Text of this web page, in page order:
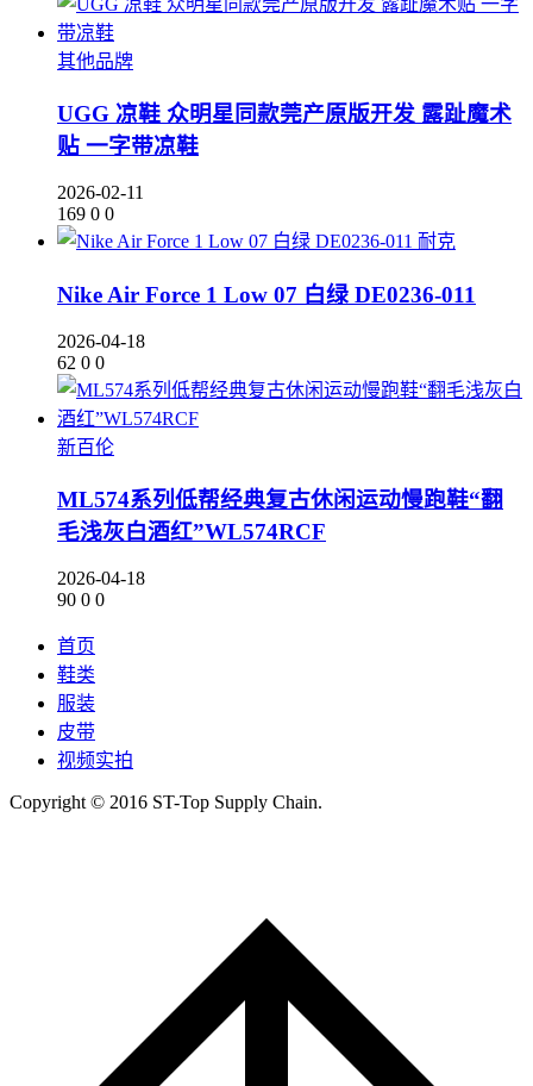
其他品牌
UGG 凉鞋 众明星同款莞产原版开发 露趾魔术
贴 一字带凉鞋
2026-02-11
169 0 0
耐克
Nike Air Force 1 Low 07 白绿 DE0236-011
2026-04-18
62 0 0
新百伦
ML574系列低帮经典复古休闲运动慢跑鞋“翻
毛浅灰白酒红”WL574RCF
2026-04-18
90 0 0
首页
鞋类
服装
皮带
视频实拍
Copyright © 2016 ST-Top Supply Chain.